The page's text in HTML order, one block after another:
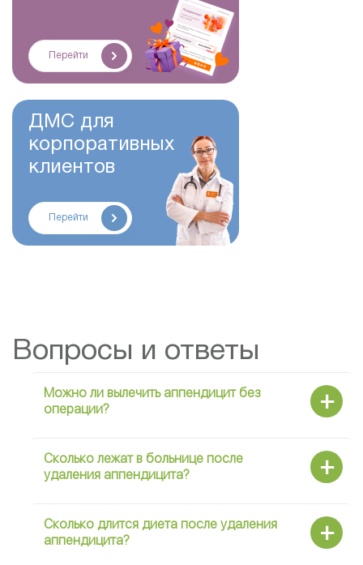
Перейти
ДМС для
корпоративных
клиентов
Перейти
Вопросы и ответы
Можно ли вылечить аппендицит без
операции?
Сколько лежат в больнице после
удаления аппендицита?
Сколько длится диета после удаления
аппендицита?